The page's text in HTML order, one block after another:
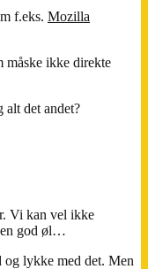
f.eks. Mozilla
måske ikke direkte
alt det andet?
Vi kan vel ikke
en god øl…
og lykke med det. Men